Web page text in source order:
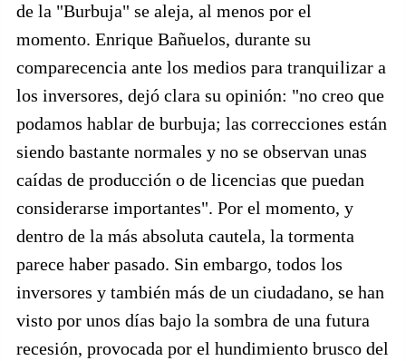
de la "Burbuja" se aleja, al menos por el
momento. Enrique Bañuelos, durante su
comparecencia ante los medios para tranquilizar a
los inversores, dejó clara su opinión: "no creo que
podamos hablar de burbuja; las correcciones están
siendo bastante normales y no se observan unas
caídas de producción o de licencias que puedan
considerarse importantes". Por el momento, y
dentro de la más absoluta cautela, la tormenta
parece haber pasado. Sin embargo, todos los
inversores y también más de un ciudadano, se han
visto por unos días bajo la sombra de una futura
recesión, provocada por el hundimiento brusco del